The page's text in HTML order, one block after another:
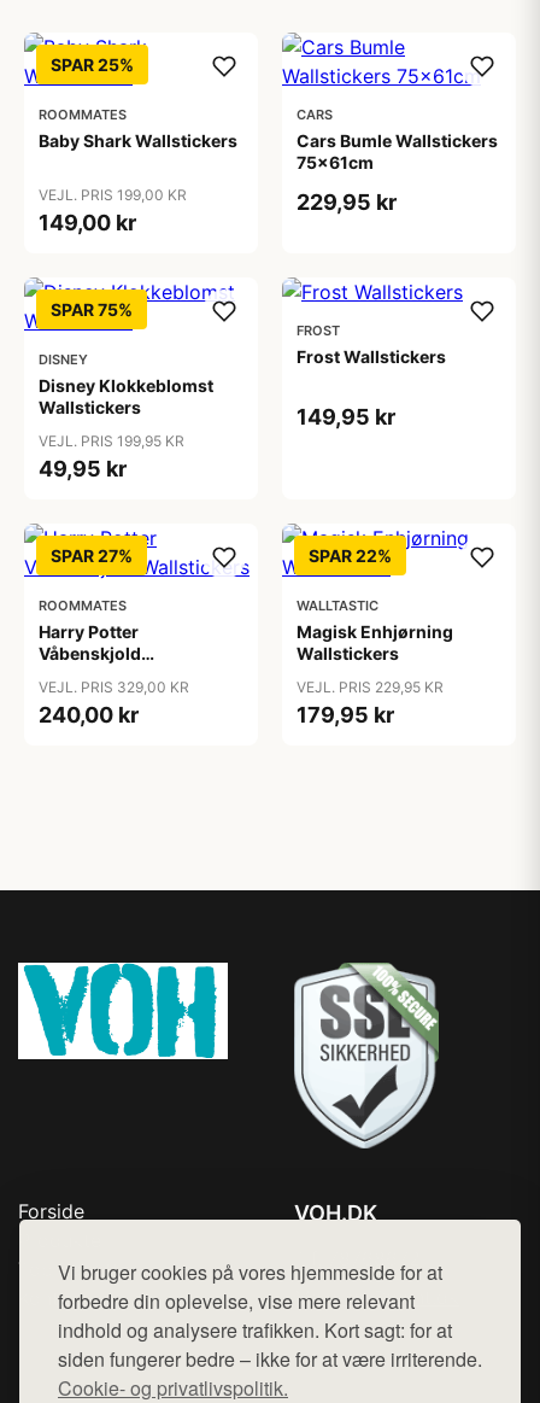
Vi bruger cookies på vores hjemmeside for at
forbedre din oplevelse, vise mere relevant
indhold og analysere trafikken. Kort sagt: for at
siden fungerer bedre – ikke for at være irriterende.
Cookie- og privatlivspolitik.
SPAR 25%
ROOMMATES
Baby Shark Wallstickers
VEJL. PRIS 199,00 KR
149,00 kr
CARS
Cars Bumle Wallstickers
75x61cm
229,95 kr
SPAR 75%
DISNEY
Disney Klokkeblomst
Wallstickers
VEJL. PRIS 199,95 KR
49,95 kr
FROST
Frost Wallstickers
149,95 kr
SPAR 27%
ROOMMATES
Harry Potter
Våbenskjold
VEJL. PRIS 329,00 KR
240,00 kr
SPAR 22%
WALLTASTIC
Magisk Enhjørning
Wallstickers
VEJL. PRIS 229,95 KR
179,95 kr
Forside
Top Rabatter
Kontakt
VOH.DK
Mail: hej@want.dk
Cookie- og privatlivspolitik